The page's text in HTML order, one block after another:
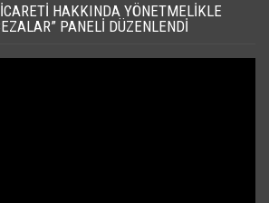
HAKKINDA YÖNETMELIKLE
PANELI DÜZENLENDI